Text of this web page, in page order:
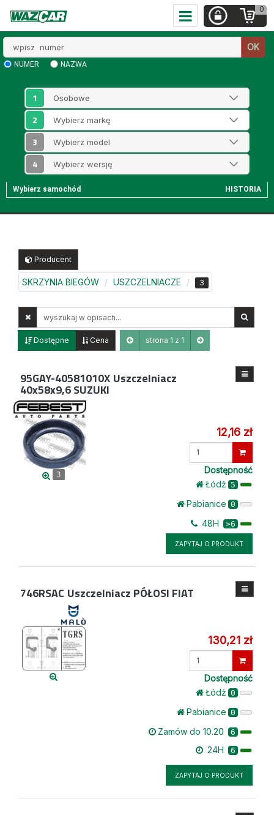
0
numer
OK
NUMER NAZWA
1
2
3
4
Wybierz samochód HISTORIA
Producent
SKRZYNIA BIEGÓW USZCZELNIACZE 3
opisach
Dostępne Cena strona 1 z 1
95GAY-40581010X Uszczelniacz
40x58x9,6 SUZUKI
3
12,16 zł
Wprowadź
Dostępność
Łódż 5
Pabianice 0
48H >6
ZAPYTAJ O PRODUKT
746RSAC Uszczelniacz PÓŁOSI FIAT
130,21 zł
Wprowadź
Dostępność
Łódż 0
Pabianice 0
Zamów do 10.20 6
24H 6
ZAPYTAJ O PRODUKT